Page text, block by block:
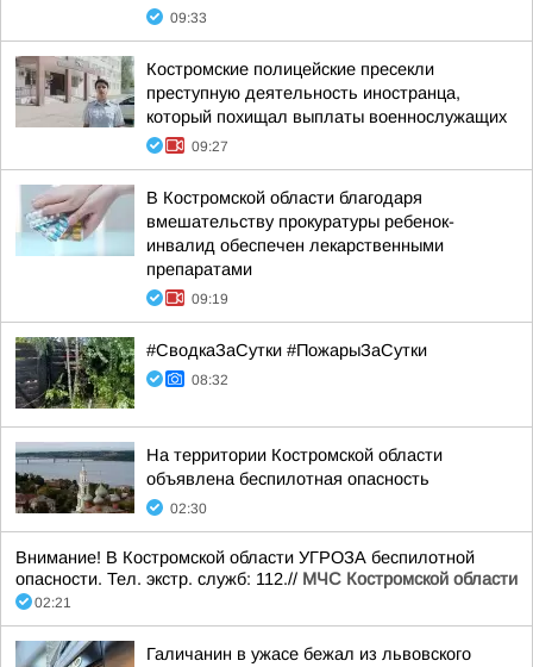
09:33
Костромские полицейские пресекли
преступную деятельность иностранца,
который похищал выплаты военнослужащих
09:27
В Костромской области благодаря
вмешательству прокуратуры ребенок-
инвалид обеспечен лекарственными
препаратами
09:19
#СводкаЗаСутки #ПожарыЗаСутки
08:32
На территории Костромской области
объявлена беспилотная опасность
02:30
Внимание! В Костромской области УГРОЗА беспилотной
опасности. Тел. экстр. служб: 112.// МЧС Костромской области
02:21
Галичанин в ужасе бежал из львовского